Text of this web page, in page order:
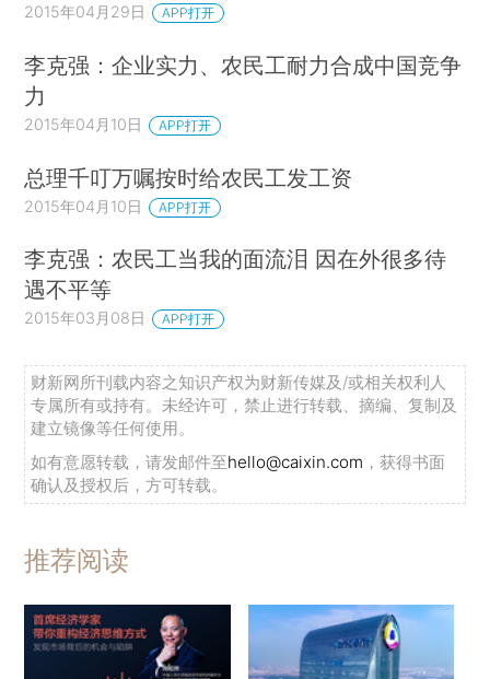
2015年04月29日 APP打开
李克强：企业实力、农民工耐力合成中国竞争
力
2015年04月10日 APP打开
总理千叮万嘱按时给农民工发工资
2015年04月10日 APP打开
李克强：农民工当我的面流泪 因在外很多待
遇不平等
2015年03月08日 APP打开
财新网所刊载内容之知识产权为财新传媒及/或相关权利人
专属所有或持有。未经许可，禁止进行转载、摘编、复制及
建立镜像等任何使用。
如有意愿转载，请发邮件至hello@caixin.com ，获得书面
确认及授权后，方可转载。
推荐阅读